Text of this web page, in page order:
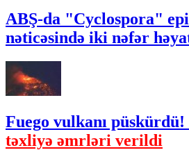
ABŞ-da "Cyclospora"
nəticəsində iki nəfər
Fuego vulkanı püskürdü!
təxliyə əmrləri verildi